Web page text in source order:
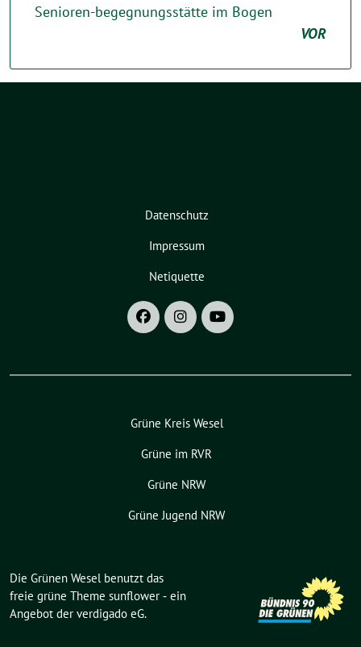
Senioren-begegnungsstätte im Bogen
VOR
Datenschutz
Impressum
Netiquette
Grüne Kreis Wesel
Grüne im RVR
Grüne NRW
Grüne Jugend NRW
Die Grünen Wesel benutzt das
freie grüne Theme sunflower ‐ ein
Angebot der verdigado eG.